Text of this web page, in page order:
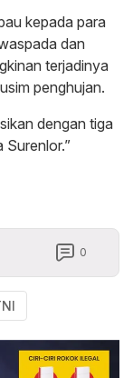
kepada para
dan
terjadinya
penghujan.
dengan tiga
Surenlor.”
0